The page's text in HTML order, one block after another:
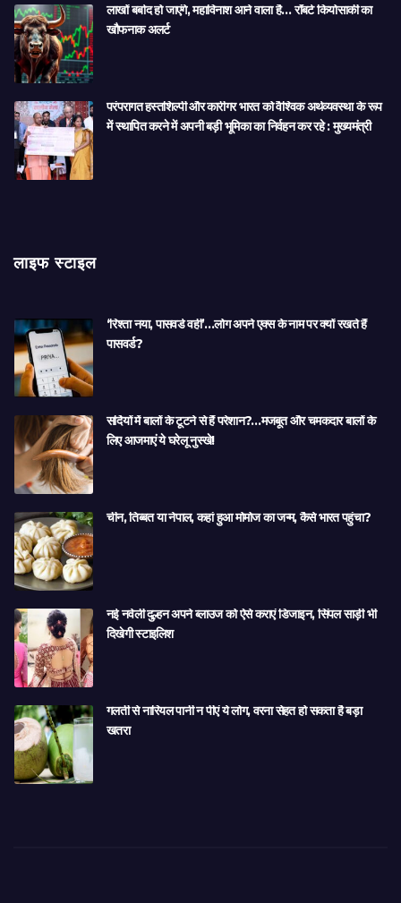
लाखों बर्बाद हो जाएंगे, महाविनाश आने वाला है… रॉबर्ट कियोसाकी का
खौफनाक अलर्ट
परंपरागत हस्तशिल्पी और कारीगर भारत को वैश्विक अर्थव्यवस्था के रूप
में स्थापित करने में अपनी बड़ी भूमिका का निर्वहन कर रहे : मुख्यमंत्री
लाइफ स्टाइल
‘रिश्ता नया, पासवर्ड वही’…लोग अपने एक्स के नाम पर क्यों रखते हैं
पासवर्ड?
सर्दियों में बालों के टूटने से हैं परेशान?…मजबूत और चमकदार बालों के
लिए आजमाएं ये घरेलू नुस्खे!
चीन, तिब्बत या नेपाल, कहां हुआ मोमोज का जन्म, कैसे भारत पहुंचा?
नई नवेली दुल्हन अपने ब्लाउज को ऐसे कराएं डिजाइन, सिंपल साड़ी भी
दिखेगी स्टाइलिश
गलती से नारियल पानी न पीएं ये लोग, वरना सेहत हो सकता है बड़ा
खतरा